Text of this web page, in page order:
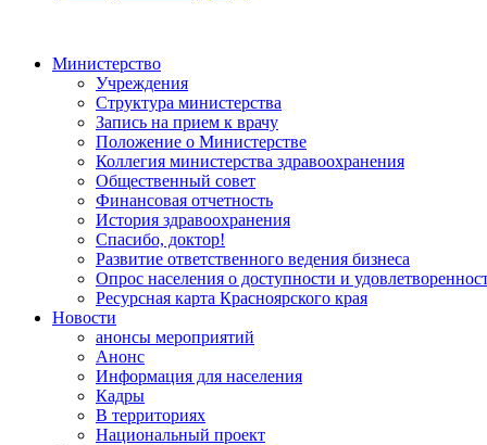
Министерство
Учреждения
Структура министерства
Запись на прием к врачу
Положение о Министерстве
Коллегия министерства здравоохранения
Общественный совет
Финансовая отчетность
История здравоохранения
Спасибо, доктор!
Развитие ответственного ведения бизнеса
Опрос населения о доступности и
Ресурсная карта Красноярского края
Новости
анонсы мероприятий
Анонс
Информация для населения
Кадры
В территориях
Национальный проект